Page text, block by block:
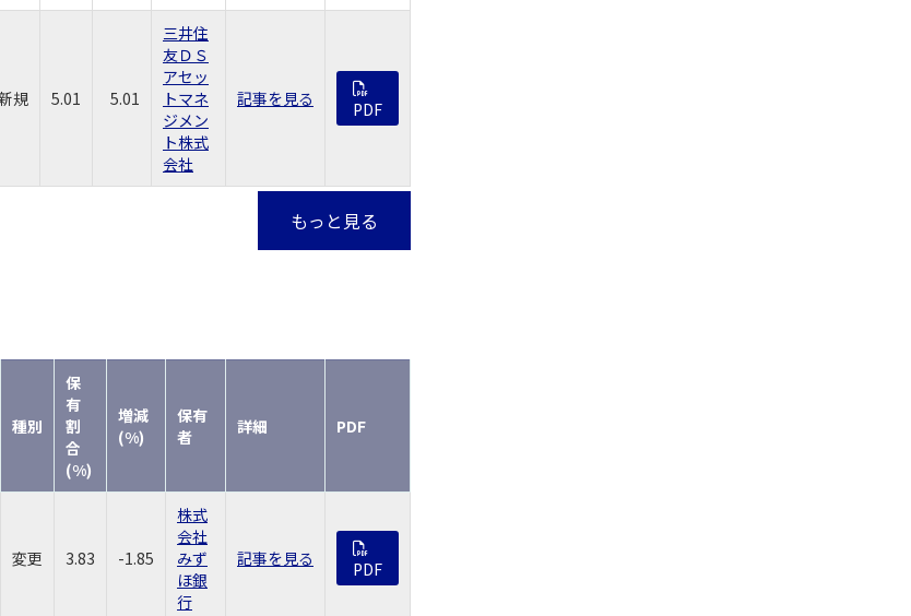
規 5.01 5.01
三井住
友ＤＳ
アセッ
トマネ
ジメン
ト株式
会社
記事を見る PDF
もっと見る
種別
保
有
割
合
(%)
増減
(%)
保有
者
詳細 PDF
変更 3.83 -1.85
株式
会社
みず
ほ銀
行
記事を見る PDF